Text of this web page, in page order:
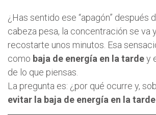
¿Has sentido ese “apagón” después
cabeza pesa, la concentración se va
recostarte unos minutos. Esa
como baja de energía en la tardey
de lo que piensas.
La pregunta es: ¿por qué ocurre y,
evitar la baja de energía en la tarde